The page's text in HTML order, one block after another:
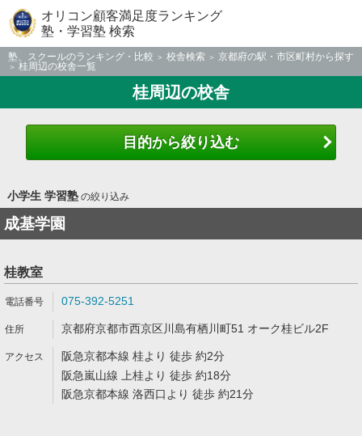
オリコン顧客満足度ランキング
塾・学習塾 検索
塾、スクールのランキング・比較 校舎検索
京都府の駅・市区町村から探す
桂周辺の校舎一覧
桂周辺の校舎
目的から絞り込む
小学生 学習塾の絞り込み
成基学園
桂教室
075-392-5251
京都府京都市西京区川島有栖川町51 オーク桂ビル2F
阪急京都本線 桂より 徒歩 約2分
阪急嵐山線 上桂より 徒歩 約18分
阪急京都本線 洛西口より 徒歩 約21分